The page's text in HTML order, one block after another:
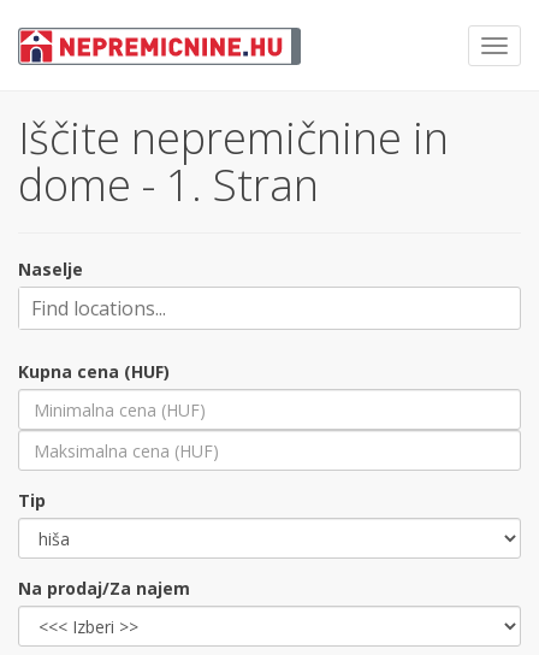
Iščite nepremičnine in
dome - 1. Stran
Naselje
Kupna cena (HUF)
Tip
Na prodaj/Za najem